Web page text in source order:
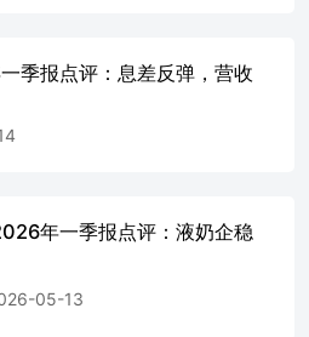
贷款结构来看，25A对公/零售信贷不
全垫仍较厚实。 相关研究报告 《杭州
增速亮眼，成长性较高，未来三年业
右复合增长。结合目前宏观经济形
杭州银行归母净利润增速分别为
（26E-27E前值分别为14.2%、
2026E PB在0.84X。考虑杭州银行近
季报点评：息差反弹，营收
年一季报点评：液奶企稳
05-13